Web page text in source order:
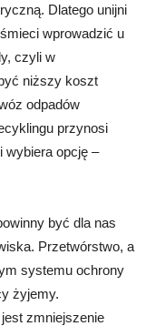
Dlatego unijni
wprowadzić u
czyli w
niższy koszt
odpadów
przynosi
wybiera opcję –
być dla nas
Przetwórstwo, a
systemu ochrony
żyjemy.
zmniejszenie